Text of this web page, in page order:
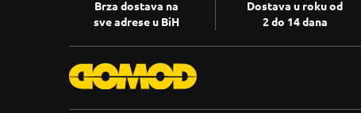
Brza dostava na
sve adrese u BiH
Dostava u roku od
2 do 14 dana